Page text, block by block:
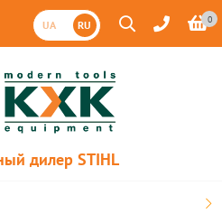
UA RU 0
дилер STIHL